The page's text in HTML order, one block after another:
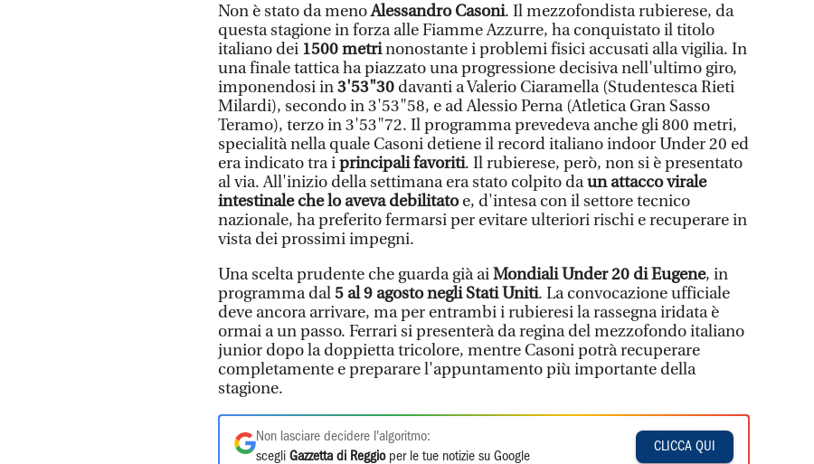
Non è stato da menoAlessandro Casoni. Il mezzofondista rubierese, da
questa stagione in forza alle Fiamme Azzurre, ha conquistato il titolo
italiano dei 1500 metrinonostante i problemi fisici accusati alla vigilia. In
una finale tattica ha piazzato una progressione decisiva nell'ultimo giro,
imponendosi in3'53"30 davanti a Valerio Ciaramella (Studentesca Rieti
Milardi), secondo in 3'53"58, e ad Alessio Perna (Atletica Gran Sasso
Teramo), terzo in 3'53"72. Il programma prevedeva anche gli 800 metri,
specialità nella quale Casoni detiene il record italiano indoor Under 20 ed
era indicato tra iprincipali favoriti. Il rubierese, però, non si è presentato
al via. All'inizio della settimana era stato colpito daun attacco virale
intestinale che lo aveva debilitatoe, d'intesa con il settore tecnico
nazionale, ha preferito fermarsi per evitare ulteriori rischi e recuperare in
vista dei prossimi impegni.
Una scelta prudente che guarda già aiMondiali Under 20 di Eugene, in
programma dal5 al 9 agosto negli Stati Uniti. La convocazione ufficiale
deve ancora arrivare, ma per entrambi i rubieresi la rassegna iridata è
ormai a un passo. Ferrari si presenterà da regina del mezzofondo italiano
junior dopo la doppietta tricolore, mentre Casoni potrà recuperare
completamente e preparare l'appuntamento più importante della
stagione.
Non lasciare decidere l'algoritmo:
scegli Gazzetta di Reggioper le tue notizie su Google
CLICCA QUI